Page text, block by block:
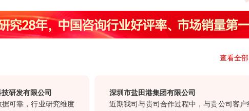
查看全部
有限公司
，行业研究维度
深圳市盐田港集团有限公司
近期我司与贵司合作过程中，与贵公司客户经